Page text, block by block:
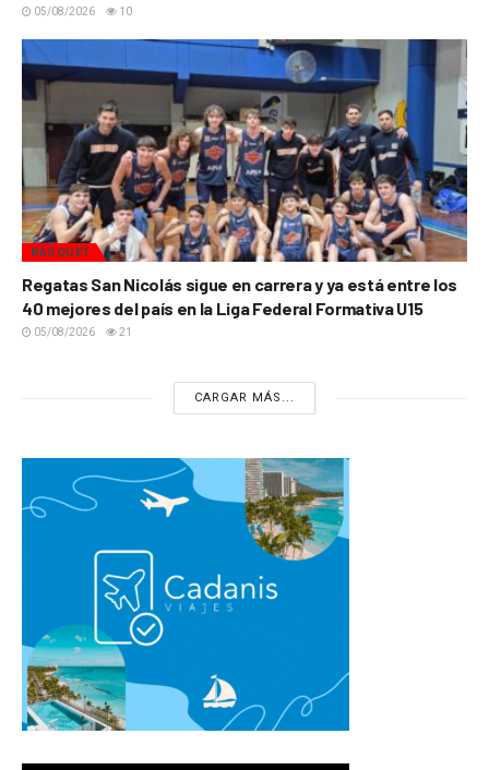
05/08/2026 10
BÁSQUET
Regatas San Nicolás sigue en carrera y ya está entre los
40 mejores del país en la Liga Federal Formativa U15
05/08/2026 21
CARGAR MÁS...